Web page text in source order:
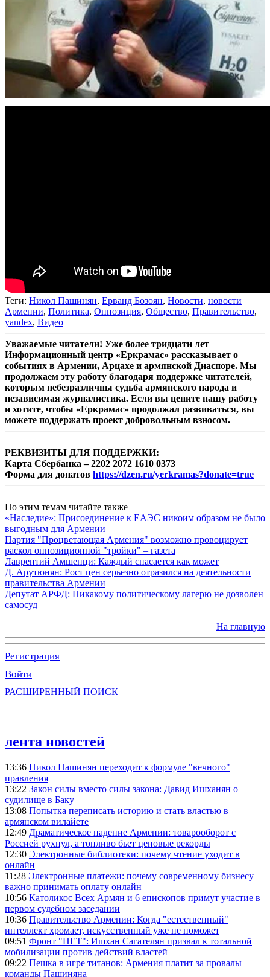
Теги: Никол Пашинян, Ерванд Бозоян, Новости, новости
Армении, Политика, Оппозиция, Общество, Правительство,
yandex, Видео
Уважаемые читатели! Уже более тридцати лет
Информационный центр «Еркрамас» рассказывает о
событиях в Армении, Арцахе и армянской Диаспоре. Мы
продолжаем эту работу благодаря поддержке читателей,
которым небезразличны судьба армянского народа и
независимая журналистика. Если вы цените нашу работу
и хотите, чтобы «Еркрамас» продолжал развиваться, вы
можете поддержать проект добровольным взносом.
РЕКВИЗИТЫ ДЛЯ ПОДДЕРЖКИ:
Карта Сбербанка – 2202 2072 1610 0373
Форма для донатов https://dzen.ru/yerkramas?donate=true
По этим темам читайте также
«Наследие»: Присоединение к ЕАЭС никоим образом не было
выгодным для Армении
Партия "Процветающая Армения" возможно провоцирует
раскол оппозиционной "тройки" – газета
Лаврентий Амшенци: Каждый спасается как может
Д. Арутюнян: Рост цен серьезно отразился на деятельности
правительства Армении
Депутат АРФД: Никакому политическому лагерю не дозволен
самосуд
На главную
Регистрация
Войти
РАСШИРЕННЫЙ ПОИСК
лента новостей
13:36 Никол Пашинян переходит к формуле "вечного"
правления
13:22 Закон силы вместо силы закона: Давид Ишханян о
судилище в Баку
13:08 Попытка переписать историю и стать властью в
армянском вилайете
12:49 Драматическое падение Армении: товарооборот с
Россией рухнул, а топливо бьет ценовые рекорды
12:30 Электронные библиотеки: почему чтение уходит в
онлайн
11:28 Электронные платежи: почему современному бизнесу
важно принимать оплату онлайн
10:56 Католикос Всех Армян и 6 епископов примут участие в
первом судебном заседании
10:36 Правительство Армении: Когда "естественный"
интеллект хромает, искусственный уже не поможет
09:51 Фронт "НЕТ": Ишхан Сагателян призвал к тотальной
мобилизации против действий властей
09:22 Пешка в игре титанов: Армения платит за провалы
команды Пашиняна